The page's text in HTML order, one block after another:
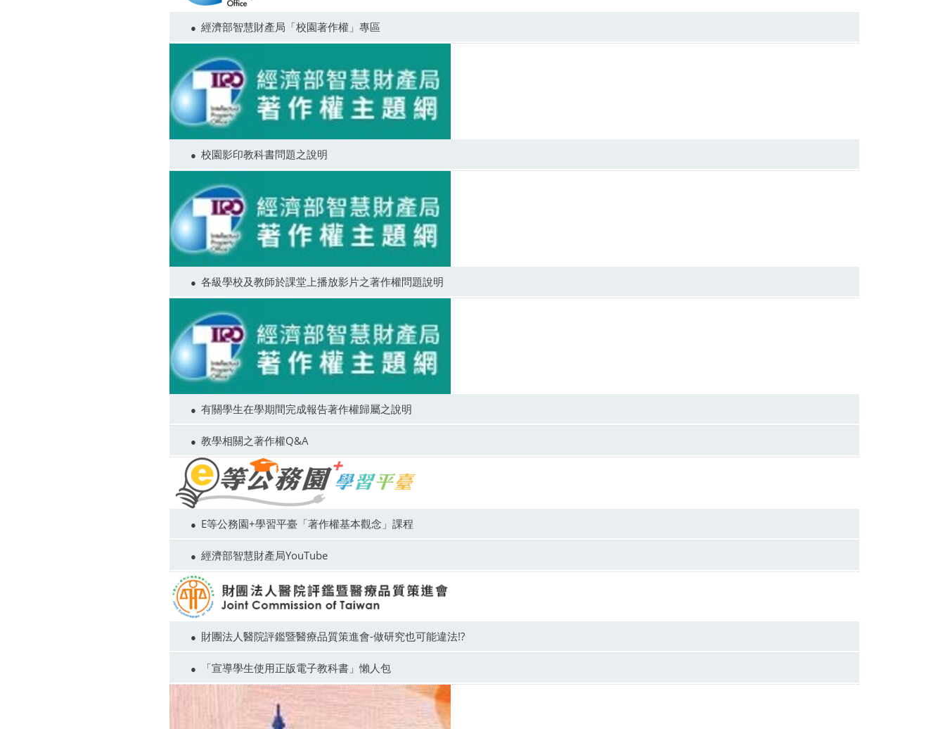
經濟部智慧財產局「校園著作權」專區
校園影印教科書問題之說明
各級學校及教師於課堂上播放影片之著作權問題說明
有關學生在學期間完成報告著作權歸屬之說明
教學相關之著作權Q&A
E等公務園+學習平臺「著作權基本觀念」課程
經濟部智慧財產局YouTube
財團法人醫院評鑑暨醫療品質策進會-做研究也可能違法!?
「宣導學生使用正版電子教科書」懶人包